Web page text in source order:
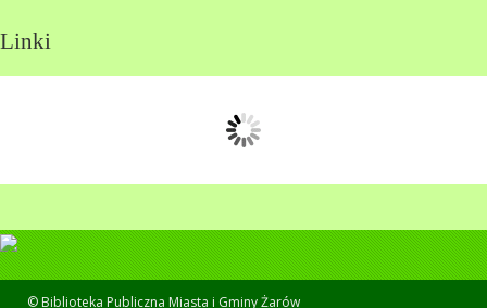
Linki
© Biblioteka Publiczna Miasta i Gminy Żarów